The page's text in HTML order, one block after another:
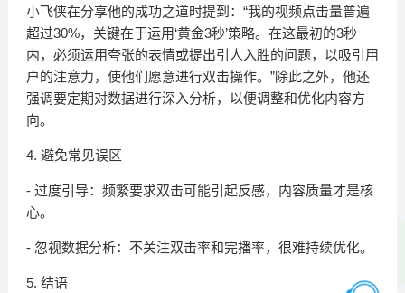
小飞侠在分享他的成功之道时提到：“我的视频点击量普遍
超过30%，关键在于运用‘黄金3秒’策略。在这最初的3秒
内，必须运用夸张的表情或提出引人入胜的问题，以吸引用
户的注意力，使他们愿意进行双击操作。”除此之外，他还
强调要定期对数据进行深入分析，以便调整和优化内容方
向。
4. 避免常见误区
- 过度引导：频繁要求双击可能引起反感，内容质量才是核
心。
- 忽视数据分析：不关注双击率和完播率，很难持续优化。
5. 结语